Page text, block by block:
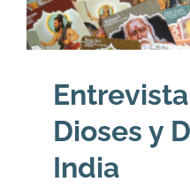
Dioses y
India